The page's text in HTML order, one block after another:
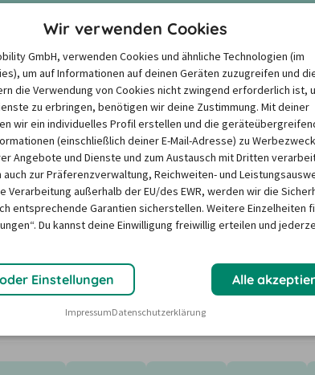
am Main ?
saisonale Nachfrage, Feiertage oder lokale
Preisbarometer hilft immer, das
zu finden - versprochen!
Wir verwenden Cookies
GmbH, verwenden Cookies und ähnliche Technologien (im
um auf Informationen auf deinen Geräten zuzugreifen und
die Verwendung von Cookies nicht zwingend erforderlich ist,
zu erbringen, benötigen wir deine Zustimmung. Mit deiner
wir ein individuelles Profil erstellen und die
(einschließlich deiner E-Mail-Adresse) zu
Angebote und Dienste und zum Austausch mit Dritten
auch zur Präferenzverwaltung, Reichweiten- und
Verarbeitung außerhalb der EU/des EWR, werden wir die
entsprechende Garantien sicherstellen. Weitere Einzelheiten
Du kannst deine Einwilligung freiwillig erteilen und
Einstellungen Alle
ImpressumDatenschutzerklärung